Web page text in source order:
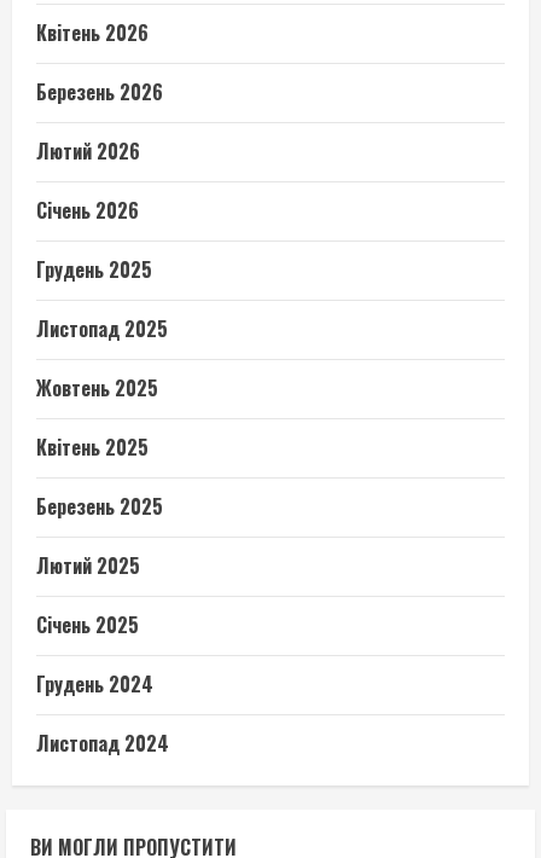
Квітень 2026
Березень 2026
Лютий 2026
Січень 2026
Грудень 2025
Листопад 2025
Жовтень 2025
Квітень 2025
Березень 2025
Лютий 2025
Січень 2025
Грудень 2024
Листопад 2024
ВИ МОГЛИ ПРОПУСТИТИ